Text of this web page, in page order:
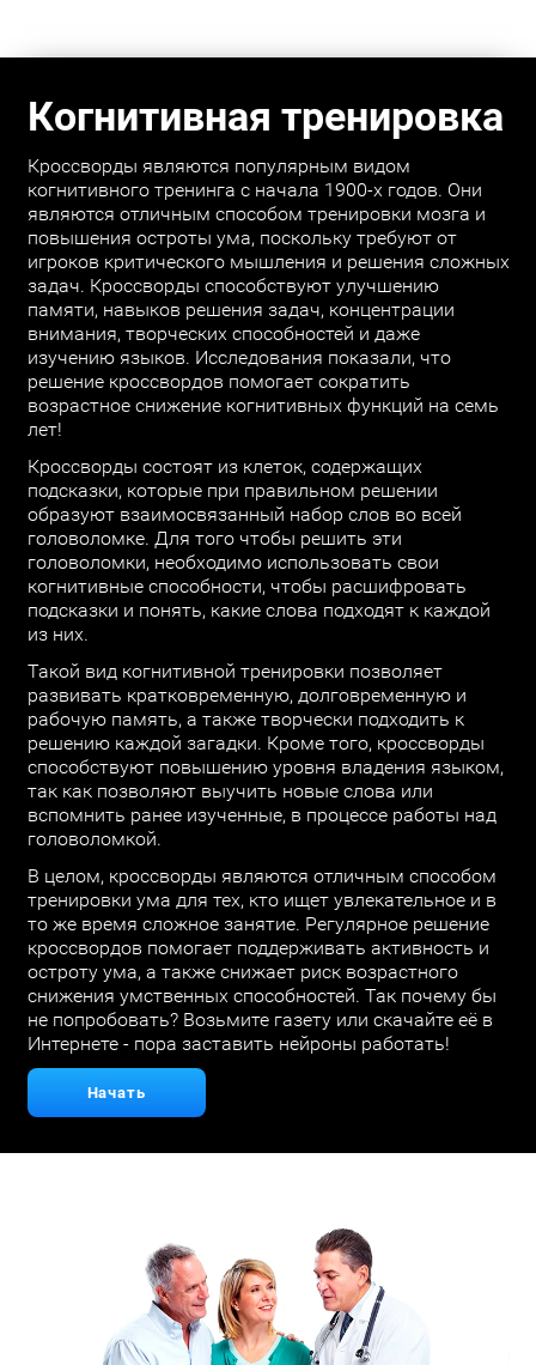
Когнитивная тренировка
Кроссворды являются популярным видом
когнитивного тренинга с начала 1900-х годов. Они
являются отличным способом тренировки мозга и
повышения остроты ума, поскольку требуют от
игроков критического мышления и решения сложных
задач. Кроссворды способствуют улучшению
памяти, навыков решения задач, концентрации
внимания, творческих способностей и даже
изучению языков. Исследования показали, что
решение кроссвордов помогает сократить
возрастное снижение когнитивных функций на семь
лет!
Кроссворды состоят из клеток, содержащих
подсказки, которые при правильном решении
образуют взаимосвязанный набор слов во всей
головоломке. Для того чтобы решить эти
головоломки, необходимо использовать свои
когнитивные способности, чтобы расшифровать
подсказки и понять, какие слова подходят к каждой
из них.
Такой вид когнитивной тренировки позволяет
развивать кратковременную, долговременную и
рабочую память, а также творчески подходить к
решению каждой загадки. Кроме того, кроссворды
способствуют повышению уровня владения языком,
так как позволяют выучить новые слова или
вспомнить ранее изученные, в процессе работы над
головоломкой.
В целом, кроссворды являются отличным способом
тренировки ума для тех, кто ищет увлекательное и в
то же время сложное занятие. Регулярное решение
кроссвордов помогает поддерживать активность и
остроту ума, а также снижает риск возрастного
снижения умственных способностей. Так почему бы
не попробовать? Возьмите газету или скачайте её в
Интернете - пора заставить нейроны работать!
Начать